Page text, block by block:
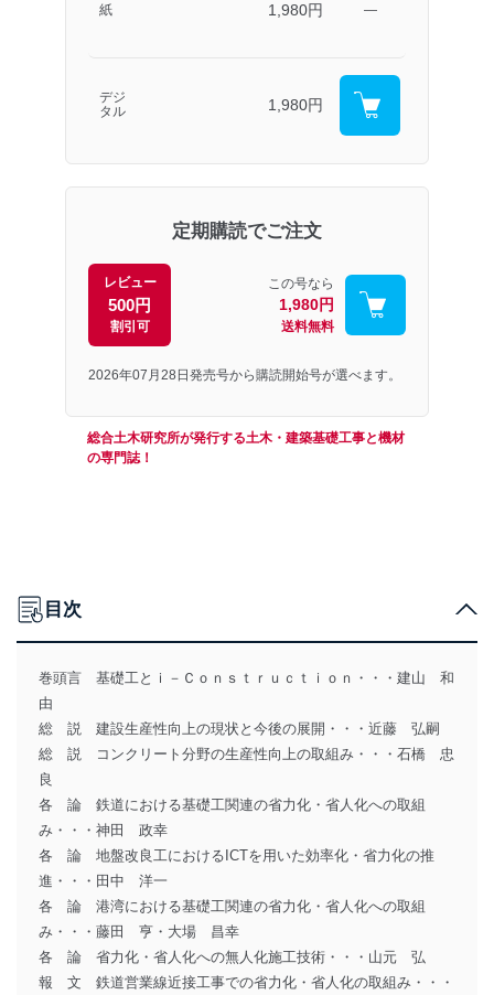
紙 1,980円 ―
デジ
タル
1,980円
定期購読でご注文
レビュー
500円
割引可
この号なら
1,980円
送料無料
2026年07月28日発売号から購読開始号が選べます。
総合土木研究所が発行する土木・建築基礎工事と機材
の専門誌！
目次
巻頭言 基礎工とｉ－Ｃｏｎｓｔｒｕｃｔｉｏｎ・・・建山 和
由
総 説 建設生産性向上の現状と今後の展開・・・近藤 弘嗣
総 説 コンクリート分野の生産性向上の取組み・・・石橋 忠
良
各 論 鉄道における基礎工関連の省力化・省人化への取組
み・・・神田 政幸
各 論 地盤改良工におけるICTを用いた効率化・省力化の推
進・・・田中 洋一
各 論 港湾における基礎工関連の省力化・省人化への取組
み・・・藤田 亨・大場 昌幸
各 論 省力化・省人化への無人化施工技術・・・山元 弘
報 文 鉄道営業線近接工事での省力化・省人化の取組み・・・